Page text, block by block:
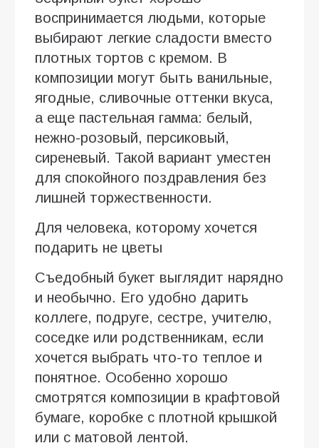
воспринимается людьми, которые
выбирают легкие сладости вместо
плотных тортов с кремом. В
композиции могут быть ванильные,
ягодные, сливочные оттенки вкуса,
а еще пастельная гамма: белый,
нежно-розовый, персиковый,
сиреневый. Такой вариант уместен
для спокойного поздравления без
лишней торжественности.
Для человека, которому хочется
подарить не цветы
Съедобный букет выглядит нарядно
и необычно. Его удобно дарить
коллеге, подруге, сестре, учителю,
соседке или родственникам, если
хочется выбрать что-то теплое и
понятное. Особенно хорошо
смотрятся композиции в крафтовой
бумаге, коробке с плотной крышкой
или с матовой лентой.